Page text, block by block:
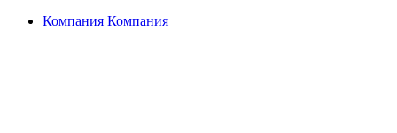
Компания Компания